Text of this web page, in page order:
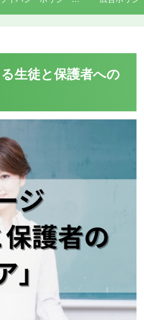
生徒と保護者への